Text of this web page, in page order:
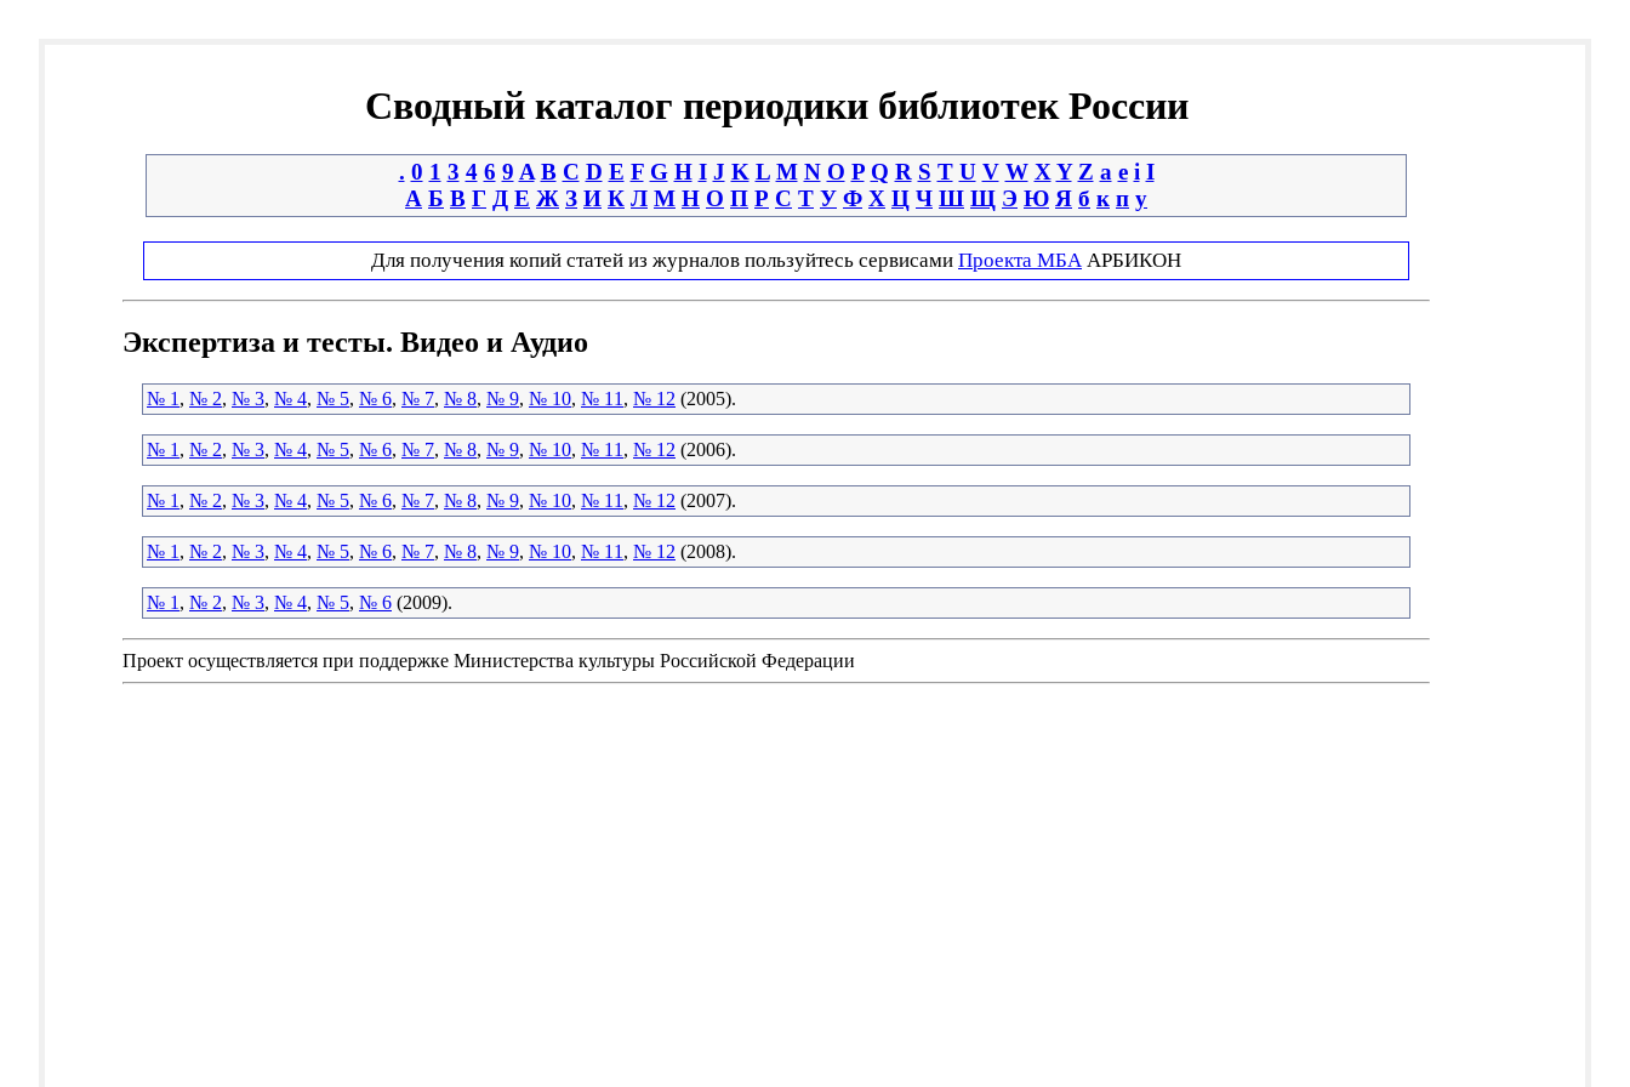
Сводный каталог периодики библиотек России
. 0 1 3 4 6 9 A B C D E F G H I J K L M N O P Q R S T U V W X Y Z a e i І
А Б В Г Д Е Ж З И К Л М Н О П Р С Т У Ф Х Ц Ч Ш Щ Э Ю Я б к п у
Для получения копий статей из журналов пользуйтесь сервисами Проекта МБА АРБИКОН
Экспертиза и тесты. Видео и Аудио
№ 1 , № 2, № 3, № 4, № 5, № 6, № 7, № 8, № 9, № 10, № 11 , № 12 (2005).
№ 1 , № 2, № 3, № 4, № 5, № 6, № 7, № 8, № 9, № 10, № 11 , № 12 (2006).
№ 1 , № 2, № 3, № 4, № 5, № 6, № 7, № 8, № 9, № 10, № 11 , № 12 (2007).
№ 1 , № 2, № 3, № 4, № 5, № 6, № 7, № 8, № 9, № 10, № 11 , № 12 (2008).
№ 1 , № 2, № 3, № 4, № 5, № 6 (2009).
Проект осуществляется при поддержке Министерства культуры Российской Федерации